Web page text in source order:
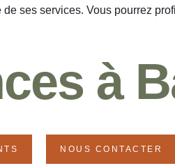
ses services. Vous pourrez
à
NOUS CONTACTER